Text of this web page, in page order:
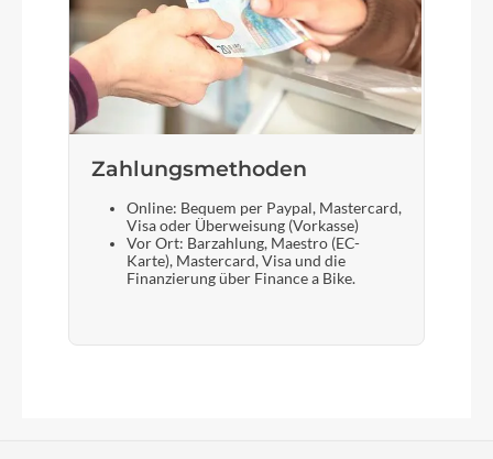
Zahlungsmethoden
Online: Bequem per Paypal, Mastercard,
Visa oder Überweisung (Vorkasse)
Vor Ort: Barzahlung, Maestro (EC-
Karte), Mastercard, Visa und die
Finanzierung über Finance a Bike.